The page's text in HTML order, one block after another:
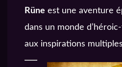
Rüne est une aventure
dans un monde
aux inspirations